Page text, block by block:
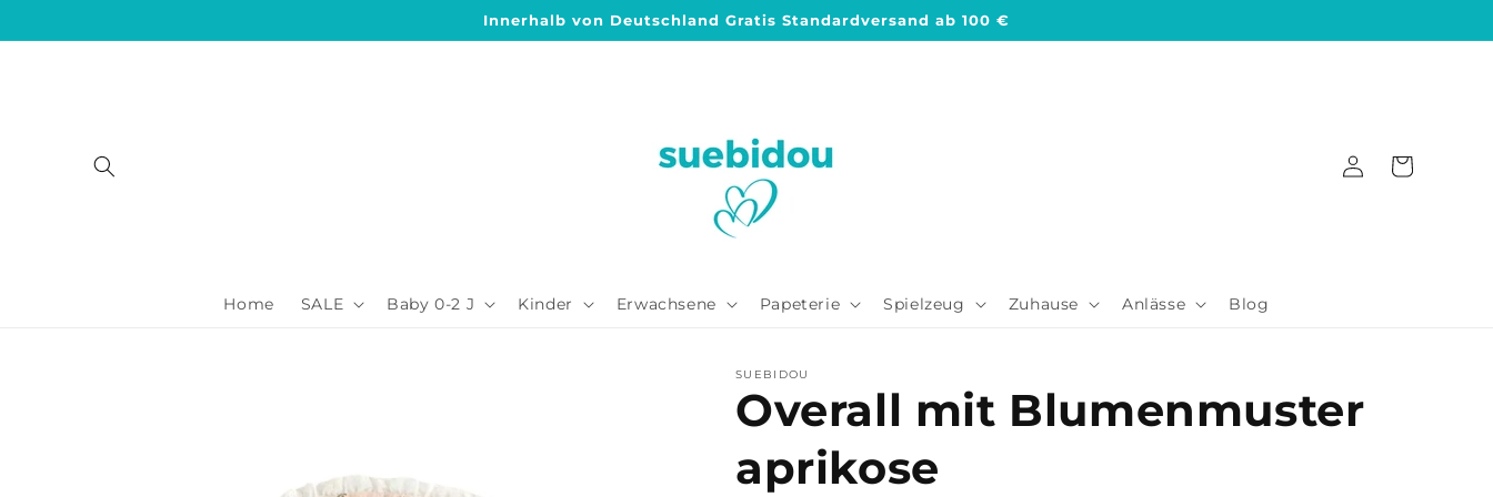
Inhalt
Innerhalb von Deutschland Gratis Standardversand ab 100 €
Home SALE Baby 0-2 J Kinder Erwachsene Papeterie Spielzeug Zuhause Anlässe Blog
Einloggen
Warenkorb
SUEBIDOU
Overall mit Blumenmuster
aprikose